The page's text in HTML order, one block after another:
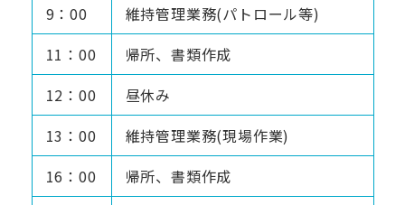
9：00
維持管理業務(パトロール等)
11：00
帰所、書類作成
12：00
昼休み
13：00
維持管理業務(現場作業)
16：00
帰所、書類作成